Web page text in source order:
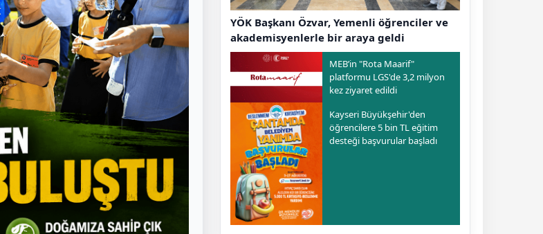
YÖK Başkanı Özvar, Yemenli öğrenciler ve
akademisyenlerle bir araya geldi
MEB’in "Rota Maarif"
platformu LGS'de 3,2 milyon
kez ziyaret edildi
Kayseri Büyükşehir'den
öğrencilere 5 bin TL eğitim
desteği başvurular başladı